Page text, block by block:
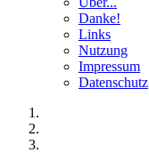
Danke!
Links
Nutzung
Impressum
Datenschutz